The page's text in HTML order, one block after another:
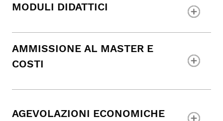
MODULI DIDATTICI
AMMISSIONE AL MASTER E
COSTI
AGEVOLAZIONI ECONOMICHE